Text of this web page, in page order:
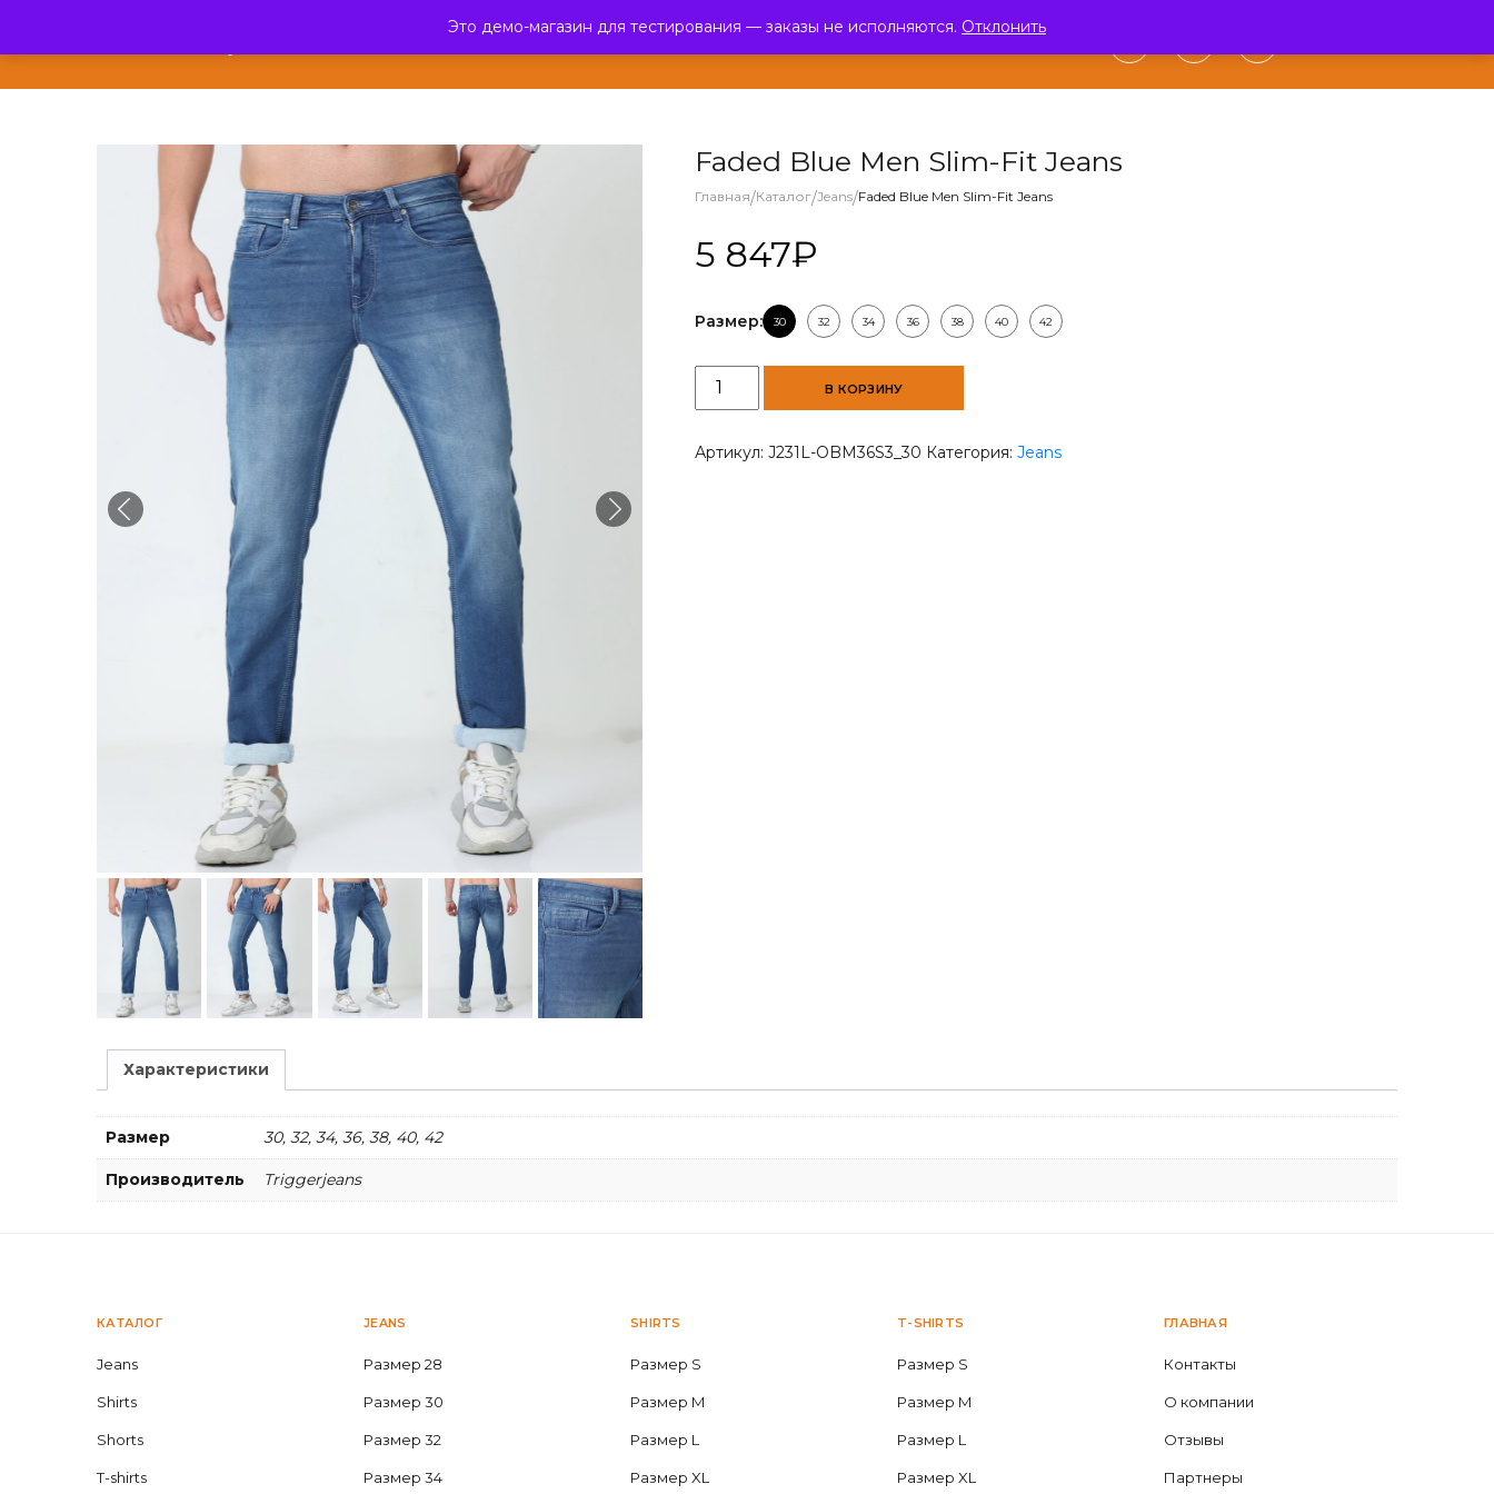
Faded Blue Men Slim-Fit Jeans
Главная/Каталог/Jeans/Faded Blue Men Slim-Fit Jeans
5 847₽
Размер: 30 32 34 36 38 40 42
Количество
товара
Blue
В КОРЗИНУ
Артикул:J231L-OBM36S3_30 Категория:Jeans
Характеристики
Размер 30, 32, 34, 36, 38, 40, 42
Производитель Triggerjeans
КАТАЛОГ
Jeans
Shirts
Shorts
T-shirts
JEANS
Размер 28
Размер 30
Размер 32
Размер 34
SHIRTS
Размер S
Размер M
Размер L
Размер XL
T-SHIRTS
Размер S
Размер M
Размер L
Размер XL
ГЛАВНАЯ
Контакты
О компании
Отзывы
Партнеры
Это демо-магазин для тестирования — заказы не исполняются. Отклонить